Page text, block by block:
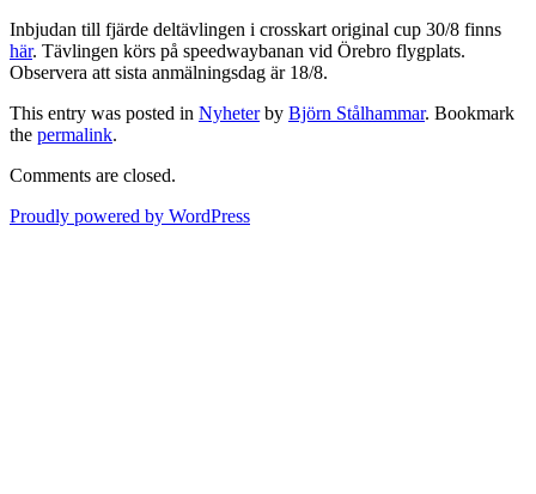
Inbjudan till fjärde deltävlingen i crosskart original cup 30/8 finns
här. Tävlingen körs på speedwaybanan vid Örebro flygplats.
Observera att sista anmälningsdag är 18/8.
This entry was posted in Nyheterby Björn Stålhammar. Bookmark
the permalink.
Comments are closed.
Proudly powered by WordPress